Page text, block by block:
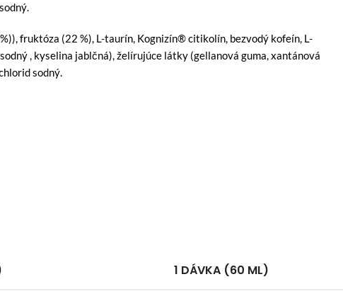
fruktóza (22 %), L-taurín, Kognizín® citikolín, bezvodý kofeín, L-
, kyselina jablčná), želírujúce látky (gellanová guma, xantánová
sodný.
1 DÁVKA (60 ML)